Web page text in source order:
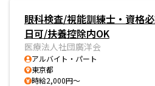
眼科検査/視能訓練士・資格
日可/扶養控除内OK
医療法人社団廣洋会
アルバイト・パート
東京都
時給2,000円～